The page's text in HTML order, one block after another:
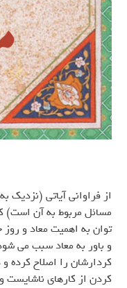
از فراوانی آیاتی (نزدیک
مسائل مربوط به آن است)
توان به اهمیت معاد و
و باور به معاد سبب می
کردارشان را اصلاح کرده
کردن از کارهای ناشایست